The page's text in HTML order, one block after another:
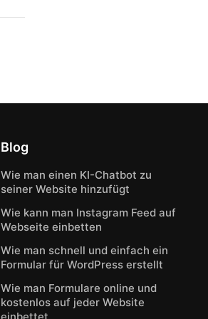
Blog
Wie man einen KI-Chatbot zu
seiner Website hinzufügt
Wie kann man Instagram Feed auf
Webseite einbetten
Wie man schnell und einfach ein
Formular für WordPress erstellt
Wie man Formulare online und
kostenlos auf jeder Website